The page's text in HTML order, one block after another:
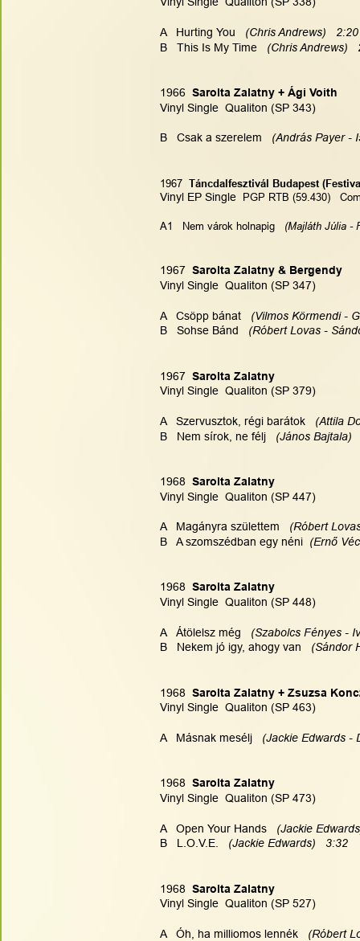
A   Hurting You
(Chris Andrews)   2:20
B   This Is My Time (Chris Andrews)
1966 Sarolta Zalatny + Ági Voith
Vinyl Single  Qualiton (SP 343)
B   Csak a szerelem (András Payer -
1967
Táncdalfesztivál Budapest
Vinyl EP Single PGP RTB (59.430)
A1   Nem várok holnapig (Majláth Júlia -
1967 Sarolta Zalatny & Bergendy
Vinyl Single  Qualiton (SP 347)
A   Csöpp bánat
(Vilmos Körmendi -
B   Sohse Bánd (Róbert Lovas -
1967 Sarolta Zalatny
Vinyl Single  Qualiton (SP 379)
A   Szervusztok, régi barátok (Attila
B   Nem sírok, ne félj
(János Bajtala)
1968 Sarolta Zalatny
Vinyl Single  Qualiton (SP 447)
A   Magányra születtem (Róbert
B   A szomszédban egy néni (Ernő
1968 Sarolta Zalatny
Vinyl Single  Qualiton (SP 448)
A   Átölelsz még
(Szabolcs Fényes -
B   Nekem jó igy, ahogy van
(Sándor
1968 Sarolta Zalatny + Zsuzsa
Vinyl Single  Qualiton (SP 463)
A   Másnak mesélj (Jackie Edwards -
1968 Sarolta Zalatny
Vinyl Single  Qualiton (SP 473)
A   Open Your Hands
(Jackie
B   L.O.V.E.
(Jackie Edwards)   3:32
1968 Sarolta Zalatny
Vinyl Single  Qualiton (SP 527)
A   Óh, ha milliomos lennék
(Róbert